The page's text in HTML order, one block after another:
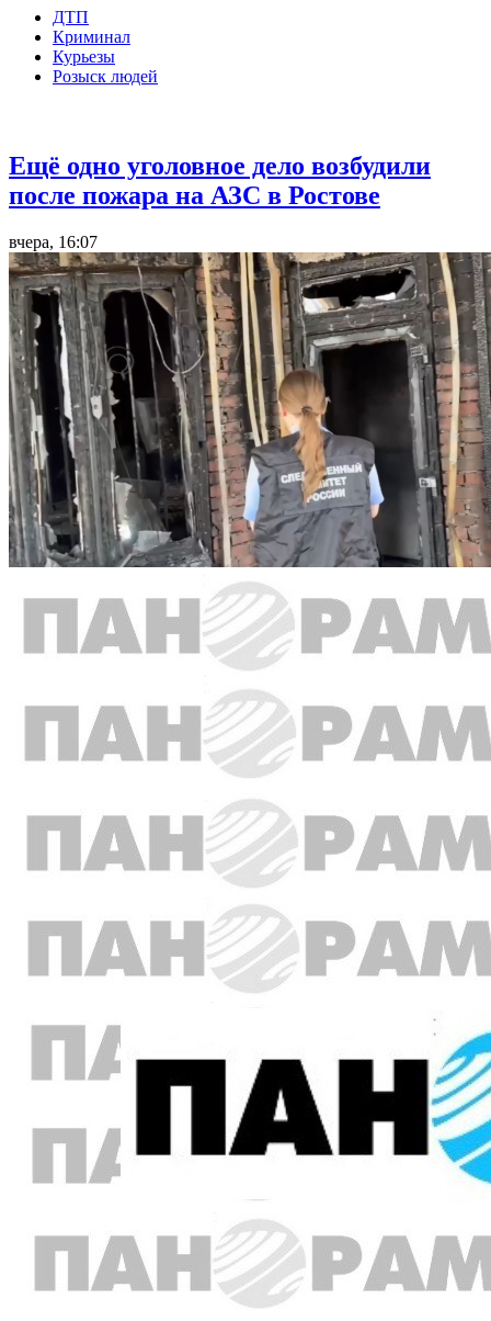
ДТП
Криминал
Курьезы
Розыск людей
Ещё одно уголовное дело возбудили
после пожара на АЗС в Ростове
вчера, 16:07